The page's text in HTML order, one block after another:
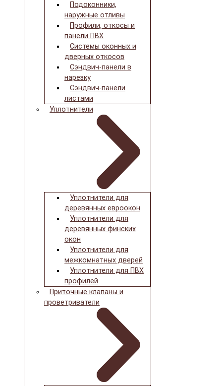
Подоконники,
наружные отливы
Профили, откосы и
панели ПВХ
Системы оконных и
дверных откосов
Сэндвич-панели в
нарезку
Сэндвич-панели
листами
Уплотнители
Уплотнители для
деревянных евроокон
Уплотнители для
деревянных финских
окон
Уплотнители для
межкомнатных дверей
Уплотнители для ПВХ
профилей
Приточные клапаны и
проветриватели